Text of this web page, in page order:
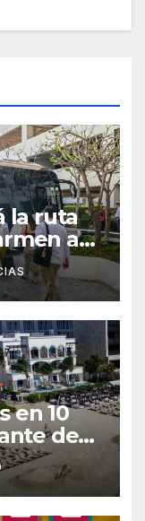
la ruta
a
en 10
de